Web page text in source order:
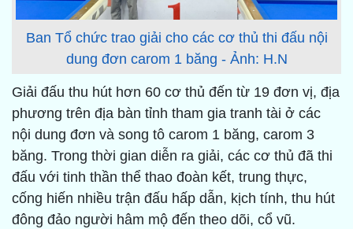
Ban Tổ chức trao giải cho các cơ thủ thi đấu nội
dung đơn carom 1 băng - Ảnh: H.N
Giải đấu thu hút hơn 60 cơ thủ đến từ 19 đơn vị, địa
phương trên địa bàn tỉnh tham gia tranh tài ở các
nội dung đơn và song tô carom 1 băng, carom 3
băng. Trong thời gian diễn ra giải, các cơ thủ đã thi
đấu với tinh thần thể thao đoàn kết, trung thực,
cống hiến nhiều trận đấu hấp dẫn, kịch tính, thu hút
đông đảo người hâm mộ đến theo dõi, cổ vũ.